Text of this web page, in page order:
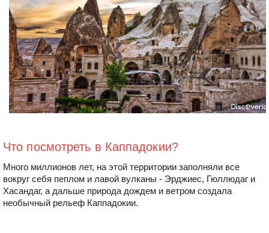
Что посмотреть в Каппадокии?
Много миллионов лет, на этой территории заполняли все
вокруг себя пеплом и лавой вулканы - Эрджиес, Гюллюдаг и
Хасандаг, а дальше природа дождем и ветром создала
необычный рельеф Каппадокии.